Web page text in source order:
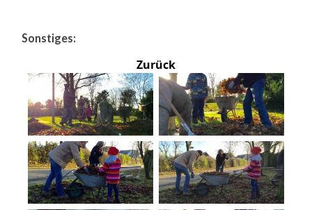
Sonstiges:
Zurück